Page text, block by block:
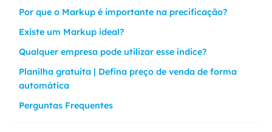
Por que o Markup é importante na precificação?
Existe um Markup ideal?
Qualquer empresa pode utilizar esse índice?
Planilha gratuita | Defina preço de venda de forma
automática
Perguntas Frequentes